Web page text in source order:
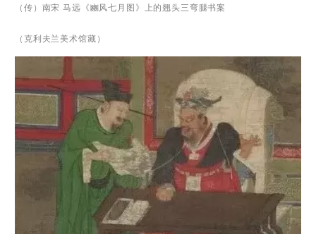
（传）南宋 马远《豳风七月图》上的翘头三弯腿书案
（克利夫兰美术馆藏）